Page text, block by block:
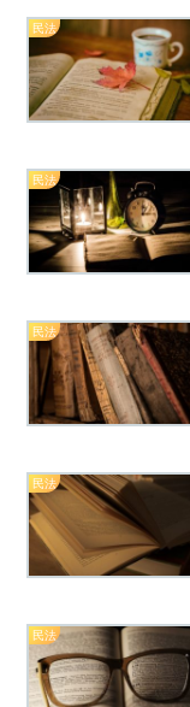
民法
民法
民法
民法
民法